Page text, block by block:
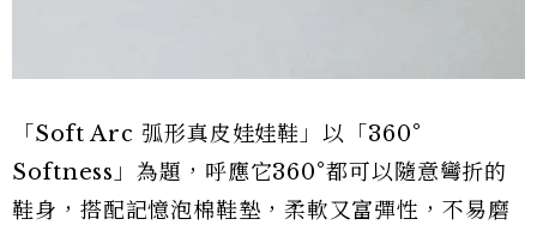
「Soft Arc 弧形真皮娃娃鞋」以「360°
Softness」為題，呼應它360°都可以隨意彎折的
鞋身，搭配記憶泡棉鞋墊，柔軟又富彈性，不易磨